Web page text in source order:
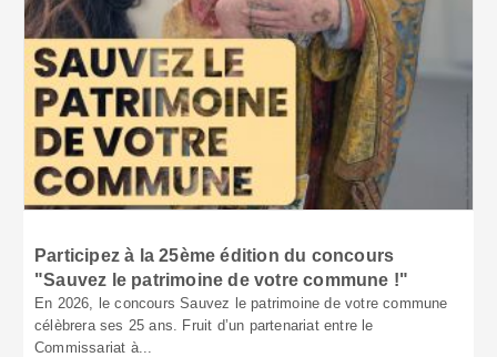
Participez à la 25ème édition du concours
"Sauvez le patrimoine de votre commune !"
En 2026, le concours Sauvez le patrimoine de votre commune
célèbrera ses 25 ans. Fruit d’un partenariat entre le
Commissariat à...